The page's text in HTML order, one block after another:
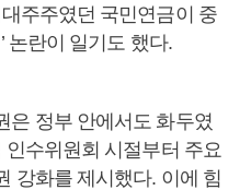
주주였던 국민연금이 중
논란이 일기도 했다.
은 정부 안에서도 화두였
수위원회 시절부터 주요
강화를 제시했다. 이에 힘